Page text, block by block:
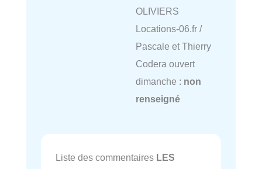
OLIVIERS
Locations-06.fr /
Pascale et Thierry
Codera ouvert
dimanche : non
renseigné
Liste des commentaires LES